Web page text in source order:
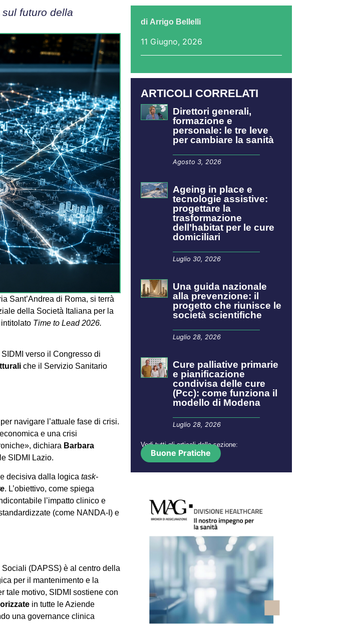
futuro della
Sant’Andrea di Roma, si terrà
della Società Italiana per la
intitolato Time to Lead 2026.
verso il Congresso di
che il Servizio Sanitario
navigare l’attuale fase di crisi.
e una crisi
dichiara Barbara
SIDMI Lazio.
decisiva dalla logica task-
. L’obiettivo, come spiega
l’impatto clinico e
(come NANDA-I) e
(DAPSS) è al centro della
per il mantenimento e la
tale motivo, SIDMI sostiene con
in tutte le Aziende
una governance clinica
di Arrigo Bellelli
11 Giugno, 2026
ARTICOLI CORRELATI
Direttori generali,
formazione e
personale: le tre leve
per cambiare la sanità
Agosto 3, 2026
Ageing in place e
tecnologie assistive:
progettare la
trasformazione
dell’habitat per le cure
domiciliari
Luglio 30, 2026
​​​​Una guida nazionale
alla prevenzione: il
progetto che riunisce le
società scientifiche
Luglio 28, 2026
Cure palliative primarie
e pianificazione
condivisa delle cure
(Pcc): come funziona il
modello di Modena
Luglio 28, 2026
Vedi tutti gli articoli della sezione:
Buone Pratiche